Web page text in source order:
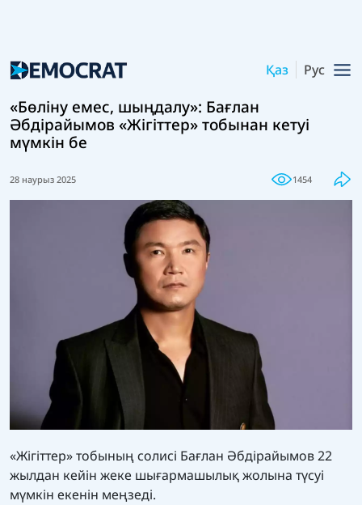
Қаз Рус
«Бөліну емес, шыңдалу»: Бағлан
Әбдірайымов «Жігіттер» тобынан кетуі
мүмкін бе
28 наурыз 2025 1454
«Жігіттер» тобының солисі Бағлан Әбдірайымов 22
жылдан кейін жеке шығармашылық жолына түсуі
мүмкін екенін меңзеді.